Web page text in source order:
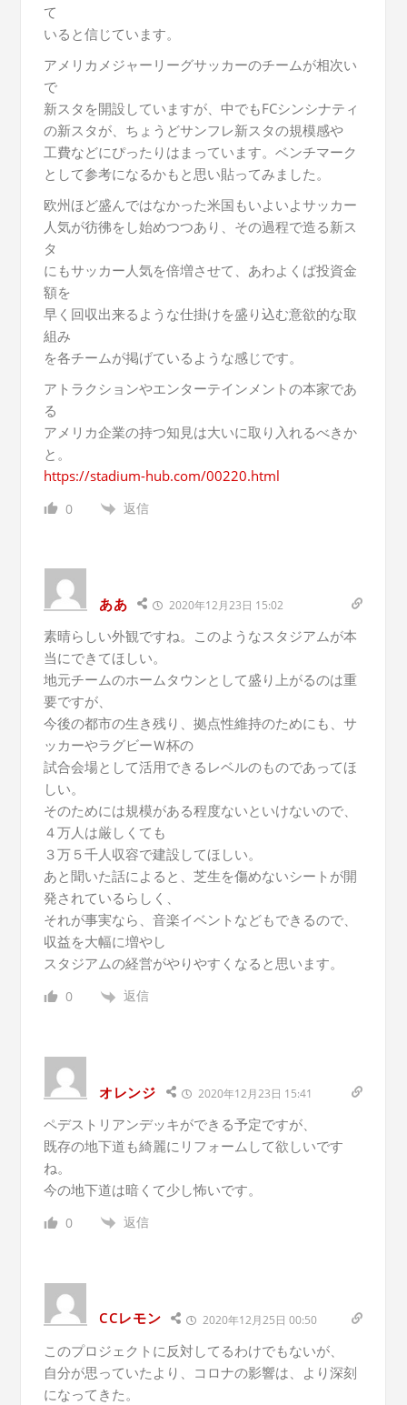
て
いると信じています。
アメリカメジャーリーグサッカーのチームが相次い
で
新スタを開設していますが、中でもFCシンシナティ
の新スタが、ちょうどサンフレ新スタの規模感や
工費などにぴったりはまっています。ベンチマーク
として参考になるかもと思い貼ってみました。
欧州ほど盛んではなかった米国もいよいよサッカー
人気が彷彿をし始めつつあり、その過程で造る新ス
タ
にもサッカー人気を倍増させて、あわよくば投資金
額を
早く回収出来るような仕掛けを盛り込む意欲的な取
組み
を各チームが掲げているような感じです。
アトラクションやエンターテインメントの本家であ
る
アメリカ企業の持つ知見は大いに取り入れるべきか
と。
https://stadium-hub.com/00220.html
0 返信
ああ 2020年12月23日 15:02
素晴らしい外観ですね。このようなスタジアムが本
当にできてほしい。
地元チームのホームタウンとして盛り上がるのは重
要ですが、
今後の都市の生き残り、拠点性維持のためにも、サ
ッカーやラグビーＷ杯の
試合会場として活用できるレベルのものであってほ
しい。
そのためには規模がある程度ないといけないので、
４万人は厳しくても
３万５千人収容で建設してほしい。
あと聞いた話によると、芝生を傷めないシートが開
発されているらしく、
それが事実なら、音楽イベントなどもできるので、
収益を大幅に増やし
スタジアムの経営がやりやすくなると思います。
0 返信
オレンジ 2020年12月23日 15:41
ペデストリアンデッキができる予定ですが、
既存の地下道も綺麗にリフォームして欲しいです
ね。
今の地下道は暗くて少し怖いです。
0 返信
CCレモン 2020年12月25日 00:50
このプロジェクトに反対してるわけでもないが、
自分が思っていたより、コロナの影響は、より深刻
になってきた。